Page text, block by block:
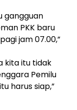
gangguan
PKK baru
jam 07.00,”
kita itu tidak
Pemilu
harus siap,”